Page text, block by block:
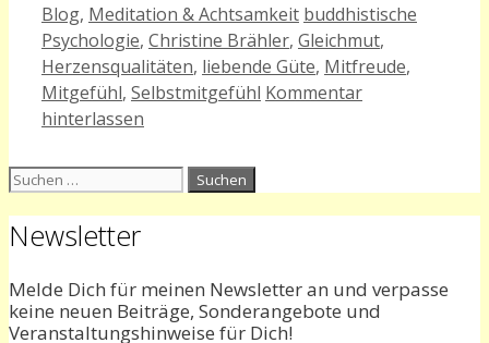
Kategorien
Blog, Meditation & Achtsamkeit Schlagwörter
buddhistische
Psychologie, Christine Brähler, Gleichmut,
Herzensqualitäten, liebende Güte, Mitfreude,
Mitgefühl, Selbstmitgefühl Kommentar
hinterlassen
Suchen
Newsletter
Melde Dich für meinen Newsletter an und verpasse
keine neuen Beiträge, Sonderangebote und
Veranstaltungshinweise für Dich!